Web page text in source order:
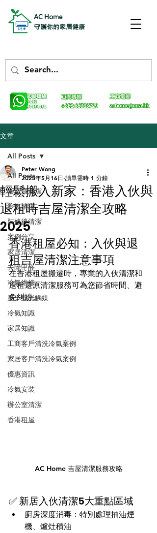
AC Home
守護你的家居健康
文章
All Posts
浴室寶清潔
冷氣清潔
裝修後清潔
案例分享
家居清潔
去除甲醛
冷氣維修
量子點光觸媒
冷氣知識
家居知識
工商客戶清洗冷氣案例
家居客戶清洗冷氣案例
優惠資訊
冷氣安裝
辦公室清潔
香港租屋
All Posts
輕鬆搬入新家：香港入伙與
退租時吉屋清潔全攻略
2025
Peter Wong
2025年5月16日 讀畢需時 1 分鐘
香港租屋必知：入伙與退
租吉屋清潔注意事項
在香港租屋搬遷時，專業的入伙清潔和
退租還原清潔服務可為您節省時間、避
免糾紛。
AC Home 吉屋清潔服務攻略
✅ 新居入伙清潔5大重點區域
廚房深度消毒：特別處理抽油煙
機、爐灶積油